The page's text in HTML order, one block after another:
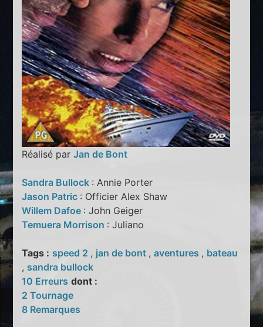
Réalisé parJan de Bont
Sandra Bullock : Annie Porter
Jason Patric : Officier Alex Shaw
Willem Dafoe : John Geiger
Temuera Morrison : Juliano
Tags : speed 2 , jan de bont ,aventures , bateau
, sandra bullock
10 Erreurs dont :
2 Tournage
8 Remarques